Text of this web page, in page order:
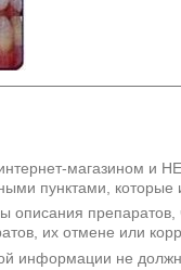
магазином и
пунктами, которые
описания препаратов,
их отмене или
информации не